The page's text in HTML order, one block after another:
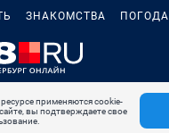
ЗНАКОМСТВА ПОГОДА
применяются cookie-
вы подтверждаете свое